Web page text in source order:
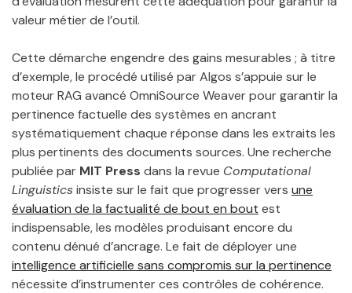
valeur métier de l’outil.
Cette démarche engendre des gains mesurables ; à titre
d’exemple, le procédé utilisé par Algos s’appuie sur le
moteur RAG avancé OmniSource Weaver pour garantir la
pertinence factuelle des systèmes en ancrant
systématiquement chaque réponse dans les extraits les
plus pertinents des documents sources. Une recherche
publiée par MIT Press dans la revue Computational
Linguisticsinsiste sur le fait que progresser vers une
évaluation de la factualité de bout en bout est
indispensable, les modèles produisant encore du
contenu dénué d’ancrage. Le fait de déployer une
intelligence artificielle sans compromis sur la pertinence
nécessite d’instrumenter ces contrôles de cohérence.